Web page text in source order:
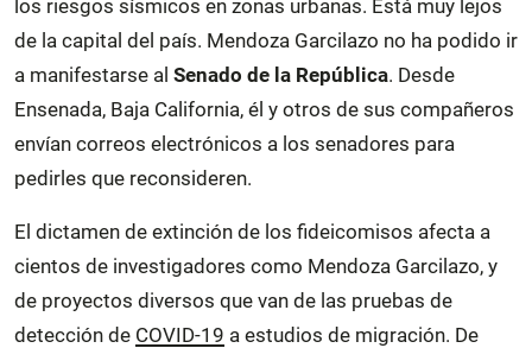
los riesgos sísmicos en zonas urbanas. Está muy lejos
de la capital del país. Mendoza Garcilazo no ha podido ir
a manifestarse al Senado de la República. Desde
Ensenada, Baja California, él y otros de sus compañeros
envían correos electrónicos a los senadores para
pedirles que reconsideren.
El dictamen de extinción de los fideicomisos afecta a
cientos de investigadores como Mendoza Garcilazo, y
de proyectos diversos que van de las pruebas de
detección de COVID-19 a estudios de migración. De